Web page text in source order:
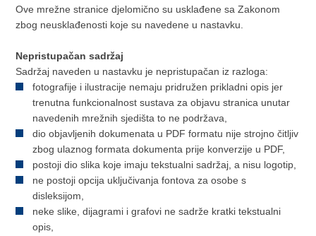
Ove mrežne stranice djelomično su usklađene sa Zakonom
zbog neusklađenosti koje su navedene u nastavku.
Nepristupačan sadržaj
Sadržaj naveden u nastavku je nepristupačan iz razloga:
fotografije i ilustracije nemaju pridružen prikladni opis jer
trenutna funkcionalnost sustava za objavu stranica unutar
navedenih mrežnih sjedišta to ne podržava,
dio objavljenih dokumenata u PDF formatu nije strojno čitljiv
zbog ulaznog formata dokumenta prije konverzije u PDF,
postoji dio slika koje imaju tekstualni sadržaj, a nisu logotip,
ne postoji opcija uključivanja fontova za osobe s
disleksijom,
neke slike, dijagrami i grafovi ne sadrže kratki tekstualni
opis,